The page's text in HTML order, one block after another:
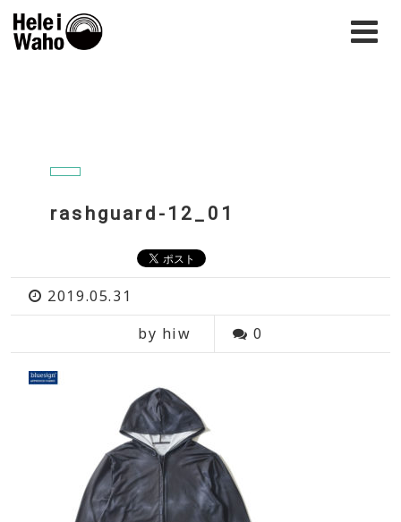
rashguard-12_01
2019.05.31
by hiw
0